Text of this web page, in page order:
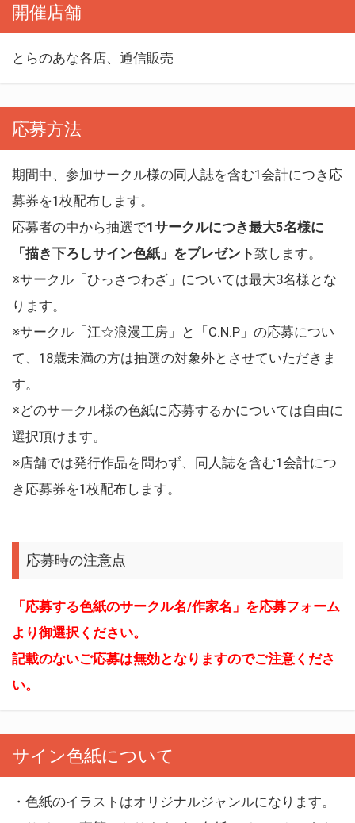
開催店舗
とらのあな各店、通信販売
応募方法
期間中、参加サークル様の同人誌を含む1会計につき応
募券を1枚配布します。
応募者の中から抽選で1サークルにつき最大5名様に
「描き下ろしサイン色紙」をプレゼント致します。
※サークル「ひっさつわざ」については最大3名様とな
ります。
※サークル「江☆浪漫工房」と「C.N.P」の応募につい
て、18歳未満の方は抽選の対象外とさせていただきま
す。
※どのサークル様の色紙に応募するかについては自由に
選択頂けます。
※店舗では発行作品を問わず、同人誌を含む1会計につ
き応募券を1枚配布します。
応募時の注意点
「応募する色紙のサークル名/作家名」を応募フォーム
より御選択ください。
記載のないご応募は無効となりますのでご注意くださ
い。
サイン色紙について
・色紙のイラストはオリジナルジャンルになります。